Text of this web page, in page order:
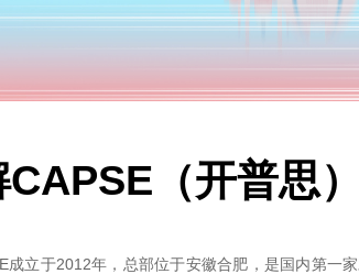
（开普思）
成立于2012年，总部位于安徽合肥，是国内第一